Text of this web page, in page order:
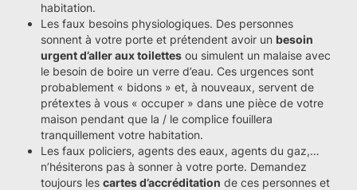
habitation.
Les faux besoins physiologiques. Des personnes
sonnent à votre porte et prétendent avoir un besoin
urgent d’aller aux toilettes ou simulent un malaise avec
le besoin de boire un verre d’eau. Ces urgences sont
probablement « bidons » et, à nouveaux, servent de
prétextes à vous « occuper » dans une pièce de votre
maison pendant que la / le complice fouillera
tranquillement votre habitation.
Les faux policiers, agents des eaux, agents du gaz,…
n’hésiterons pas à sonner à votre porte. Demandez
toujours les cartes d’accréditation de ces personnes et